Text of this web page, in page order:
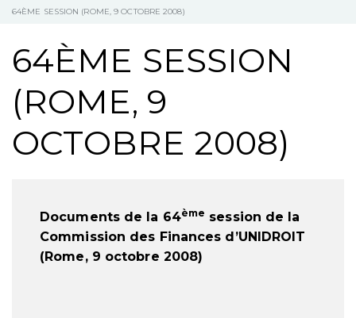
64ÈME SESSION (ROME, 9 OCTOBRE 2008)
64ÈME SESSION
(ROME, 9
OCTOBRE 2008)
Documents de la 64ème session de la
Commission des Finances d’UNIDROIT
(Rome, 9 octobre 2008)